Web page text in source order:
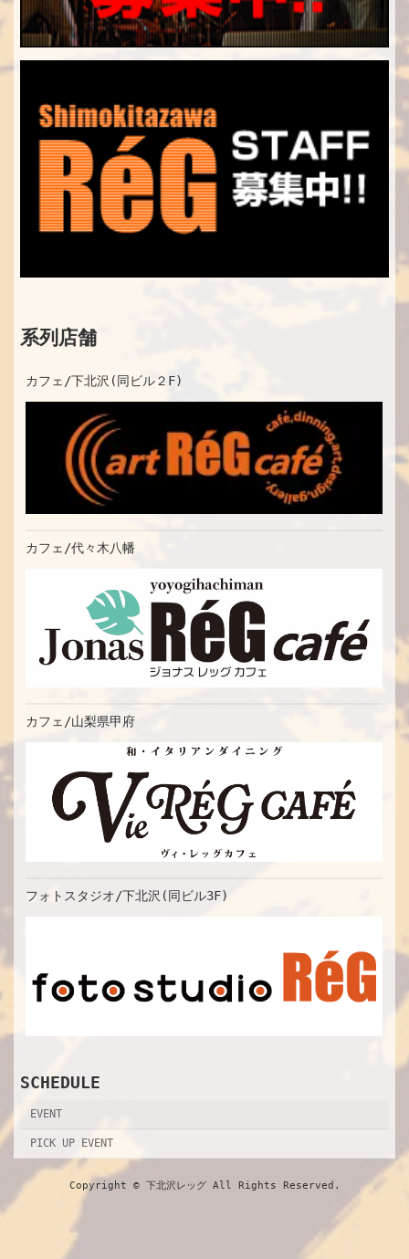
系列店舗
カフェ/下北沢(同ビル２F)
カフェ/代々木八幡
カフェ/山梨県甲府
フォトスタジオ/下北沢(同ビル3F)
SCHEDULE
EVENT
PICK UP EVENT
Copyright © 下北沢レッグ All Rights Reserved.